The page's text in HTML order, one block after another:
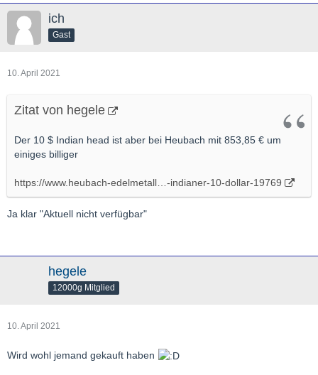
ich
Gast
10. April 2021
Zitat von hegele
Der 10 $ Indian head ist aber bei Heubach mit 853,85 € um
einiges billiger
https://www.heubach-edelmetall…-indianer-10-dollar-19769
Ja klar "Aktuell nicht verfügbar"
hegele
12000g Mitglied
10. April 2021
Wird wohl jemand gekauft haben